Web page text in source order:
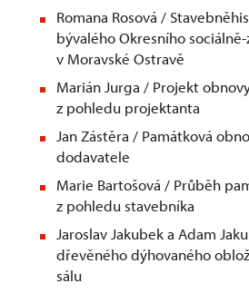
Romana Rosová /
bývalého Okresního
v Moravské Ostravě
Marián Jurga / Projekt
z pohledu projektanta
Jan Zástěra / Památková
dodavatele
Marie Bartošová / Průběh
z pohledu stavebníka
Jaroslav Jakubek a Adam
dřevěného dýhovaného
sálu